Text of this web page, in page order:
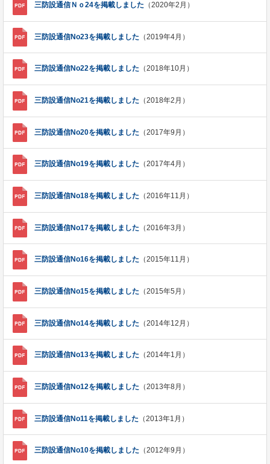
三防設通信Ｎｏ24を掲載しました （2020年2月）
三防設通信No23を掲載しました （2019年4月）
三防設通信No22を掲載しました （2018年10月）
三防設通信No21を掲載しました （2018年2月）
三防設通信No20を掲載しました （2017年9月）
三防設通信No19を掲載しました （2017年4月）
三防設通信No18を掲載しました （2016年11月）
三防設通信No17を掲載しました （2016年3月）
三防設通信No16を掲載しました （2015年11月）
三防設通信No15を掲載しました （2015年5月）
三防設通信No14を掲載しました （2014年12月）
三防設通信No13を掲載しました （2014年1月）
三防設通信No12を掲載しました （2013年8月）
三防設通信No11を掲載しました （2013年1月）
三防設通信No10を掲載しました （2012年9月）